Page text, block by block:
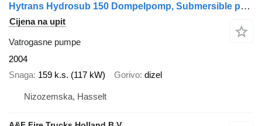
Hytrans Hydrosub 150 Dompelpomp, Submersible pump
Cijena na upit
Vatrogasne pumpe
2004
Snaga 159 k.s. (117 kW) Gorivo dizel
Nizozemska, Hasselt